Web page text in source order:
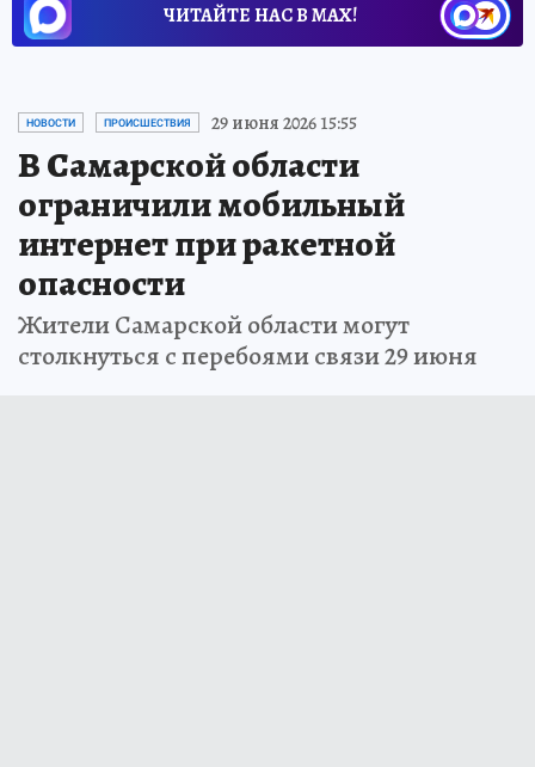
ЧИТАЙТЕ НАС В МАХ!
НОВОСТИ ПРОИСШЕСТВИЯ 29 июня 2026 15:55
В Самарской области
ограничили мобильный
интернет при ракетной
опасности
Жители Самарской области могут
столкнуться с перебоями связи 29 июня